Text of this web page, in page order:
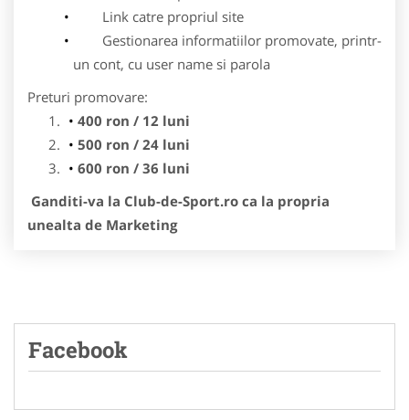
Link catre propriul site
Gestionarea informatiilor promovate, printr-
un cont, cu user name si parola
Preturi promovare:
400 ron / 12 luni
500 ron / 24 luni
600 ron / 36 luni
Ganditi-va la Club-de-Sport.ro ca la propria
unealta de Marketing
Facebook